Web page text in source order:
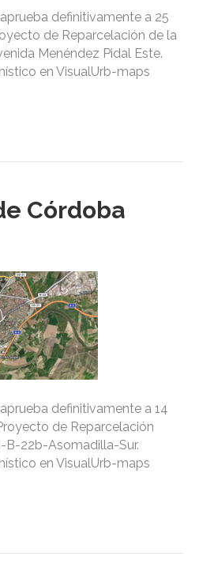
definitivamente a 25
de Reparcelación de la
Menéndez Pidal Este.
en VisualUrb-maps
Córdoba
definitivamente a 14
de Reparcelación
B-22b-Asomadilla-Sur.
en VisualUrb-maps